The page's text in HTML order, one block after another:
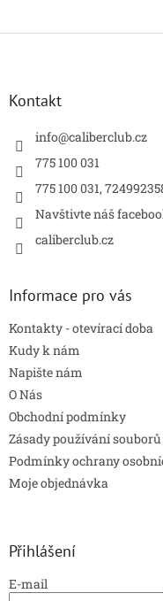
Z
Kontakt
info@caliberclub.cz
775 100 031
775 100 031,
Navštivte náš
caliberclub.cz
Informace pro vás
Kontakty - otevírací doba
Kudy k nám
Napište nám
O Nás
Obchodní podmínky
Zásady používání
Podmínky ochrany
Moje objednávka
Přihlášení
E-mail